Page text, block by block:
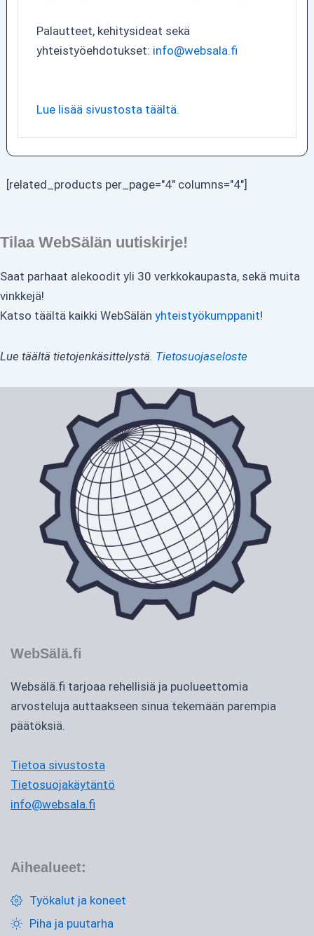
Palautteet, kehitysideat sekä
yhteistyöehdotukset: info@websala.fi
Lue lisää sivustosta täältä.
[related_products per_page="4" columns="4"]
Tilaa WebSälän uutiskirje!
Saat parhaat alekoodit yli 30 verkkokaupasta, sekä muita
vinkkejä!
Katso täältä kaikki WebSälän yhteistyökumppanit!
Lue täältä tietojenkäsittelystä. Tietosuojaseloste
WebSälä.fi
Websälä.fi tarjoaa rehellisiä ja puolueettomia
arvosteluja auttaakseen sinua tekemään parempia
päätöksiä.
Tietoa sivustosta
Tietosuojakäytäntö
info@websala.fi
Aihealueet:
Työkalut ja koneet
Piha ja puutarha